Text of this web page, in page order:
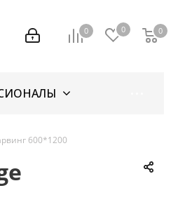
0 0 0
600*1200